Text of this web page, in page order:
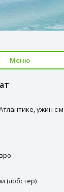
Меню
ужин с
(лобстер)